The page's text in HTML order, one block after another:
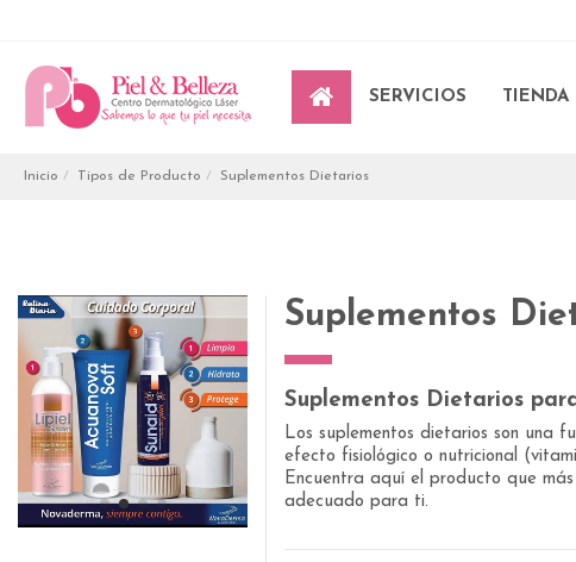
SERVICIOS TIENDA
Inicio Tipos de Producto Suplementos Dietarios
Suplementos
Suplementos Dietarios
Los suplementos dietarios son una
efecto fisiológico o nutricional
Encuentra aquí el producto que
adecuado para ti.